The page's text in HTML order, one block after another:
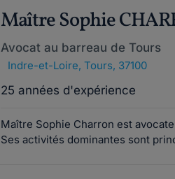
Maître Sophie
Avocat au barreau de Tours
Indre-et-Loire, Tours, 37100
25 années d'expérience
Maître Sophie Charron est
Ses activités dominantes sont